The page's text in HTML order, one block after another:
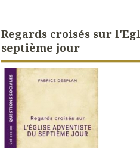
Regards croisés sur
septième jour